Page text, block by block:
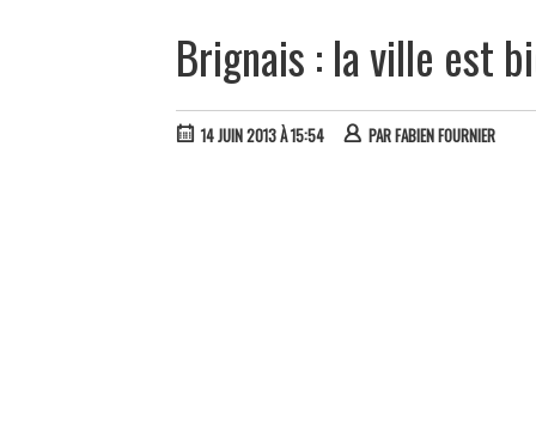
Brignais : la ville est
14 JUIN 2013 À 15:54 PARFABIEN FOURNIER